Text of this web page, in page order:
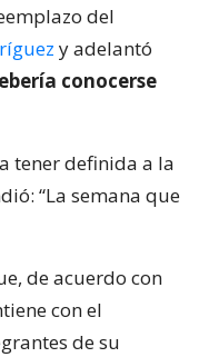
del
y adelantó
conocerse
tener definida a la
“La semana que
de acuerdo con
con el
de su